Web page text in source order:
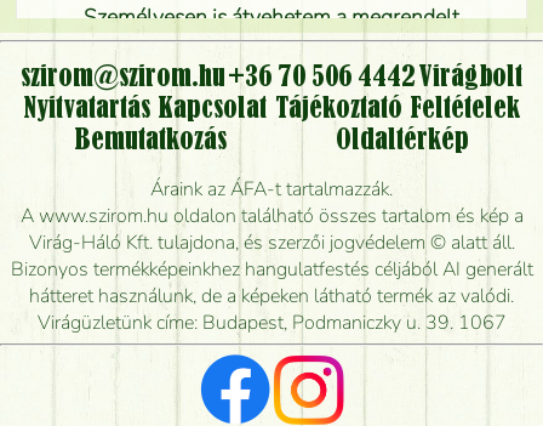
Személyesen is átvehetem a megrendelt
virágcsokrot, vagy csak virágküldéssel, kiszállítással
kérhető?
Vidékre is lehet rendelni?
Meddig rendelhetek virágküldést úgy, hogy még ma
kiszállítsák?
Mennyire gyorsan tudják elkészíteni a csokrot, és
mikor tudják leghamarabb kiszállítani?
Vörös rózsát keresek, van önöknél?
Milyen visszajelzést kapok a virágküldésről?
szirom@szirom.hu +36 70 506 4442 Virágbolt
Nyitvatartás Kapcsolat Tájékoztató Feltételek
Bemutatkozás
Oldaltérkép
Áraink az ÁFA-t tartalmazzák.
A www.szirom.hu oldalon található összes tartalom és kép a
Virág-Háló Kft. tulajdona, és szerzői jogvédelem © alatt áll.
Bizonyos termékképeinkhez hangulatfestés céljából AI generált
hátteret használunk, de a képeken látható termék az valódi.
Virágüzletünk címe: Budapest, Podmaniczky u. 39. 1067